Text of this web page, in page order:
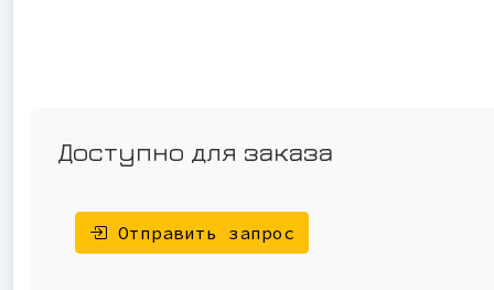
Доступно для заказа
Отправить запрос